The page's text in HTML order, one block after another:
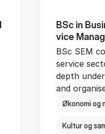
BSc in
vice
BSc SEM
service
depth
and
Økonomi og
Kultur og